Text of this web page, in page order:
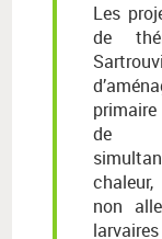
Les
de
de
non